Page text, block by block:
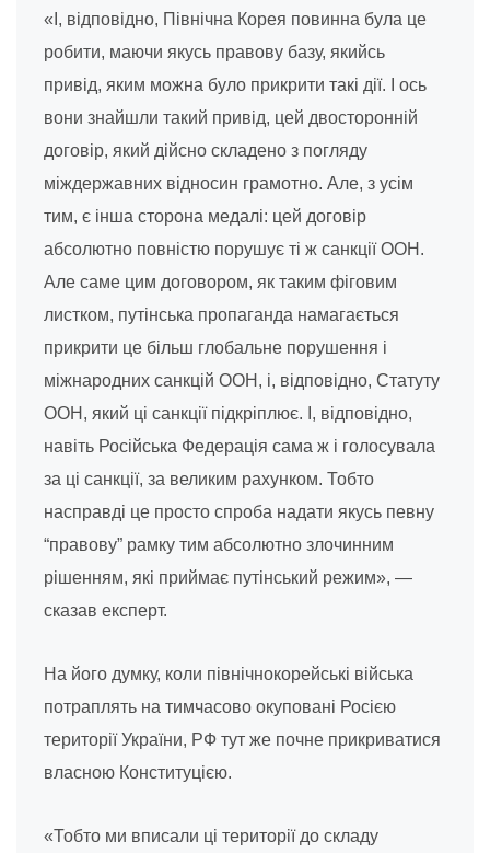
«І, відповідно, Північна Корея повинна була це
робити, маючи якусь правову базу, якийсь
привід, яким можна було прикрити такі дії. І ось
вони знайшли такий привід, цей двосторонній
договір, який дійсно складено з погляду
міждержавних відносин грамотно. Але, з усім
тим, є інша сторона медалі: цей договір
абсолютно повністю порушує ті ж санкції ООН.
Але саме цим договором, як таким фіговим
листком, путінська пропаганда намагається
прикрити це більш глобальне порушення і
міжнародних санкцій ООН, і, відповідно, Статуту
ООН, який ці санкції підкріплює. І, відповідно,
навіть Російська Федерація сама ж і голосувала
за ці санкції, за великим рахунком. Тобто
насправді це просто спроба надати якусь певну
“правову” рамку тим абсолютно злочинним
рішенням, які приймає путінський режим», —
сказав експерт.
На його думку, коли північнокорейські війська
потраплять на тимчасово окуповані Росією
території України, РФ тут же почне прикриватися
власною Конституцією.
«Тобто ми вписали ці території до складу